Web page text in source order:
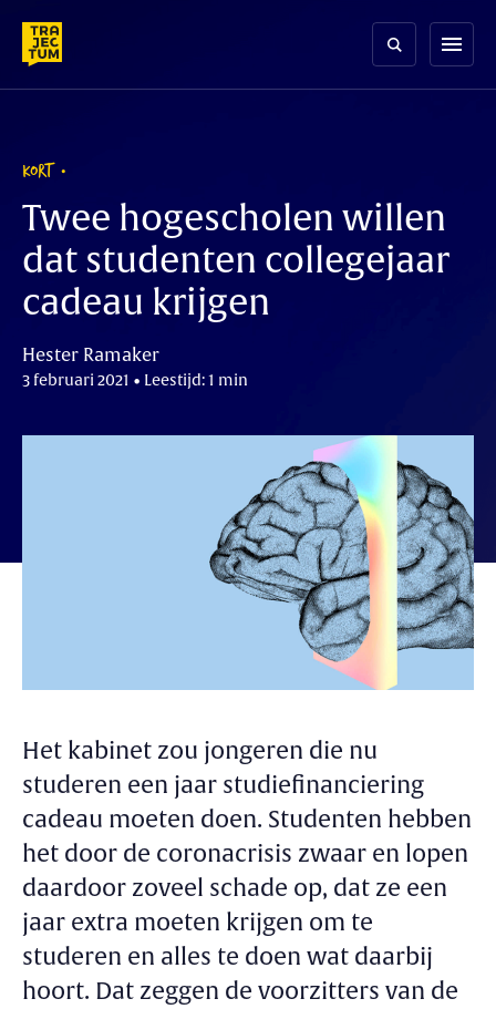
content
menu
KORT
Twee hogescholen willen
dat studenten collegejaar
cadeau krijgen
Hester Ramaker
3 februari 2021 • Leestijd: 1 min
Het kabinet zou jongeren die nu
studeren een jaar studiefinanciering
cadeau moeten doen. Studenten hebben
het door de coronacrisis zwaar en lopen
daardoor zoveel schade op, dat ze een
jaar extra moeten krijgen om te
studeren en alles te doen wat daarbij
hoort. Dat zeggen de voorzitters van de